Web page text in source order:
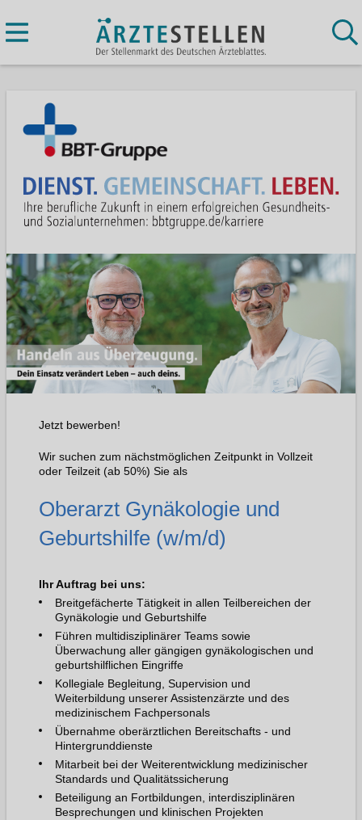
Jetzt bewerben!
Wir suchen zum nächstmöglichen Zeitpunkt in Vollzeit
oder Teilzeit (ab 50%) Sie als
Oberarzt Gynäkologie und
Geburtshilfe (w/m/d)
Ihr Auftrag bei uns:
Breitgefächerte Tätigkeit in allen Teilbereichen der
Gynäkologie und Geburtshilfe
Führen multidisziplinärer Teams sowie
Überwachung aller gängigen gynäkologischen und
geburtshilflichen Eingriffe
Kollegiale Begleitung, Supervision und
Weiterbildung unserer Assistenzärzte und des
medizinischem Fachpersonals
Übernahme oberärztlichen Bereitschafts - und
Hintergrunddienste
Mitarbeit bei der Weiterentwicklung medizinischer
Standards und Qualitätssicherung
Beteiligung an Fortbildungen, interdisziplinären
Besprechungen und klinischen Projekten